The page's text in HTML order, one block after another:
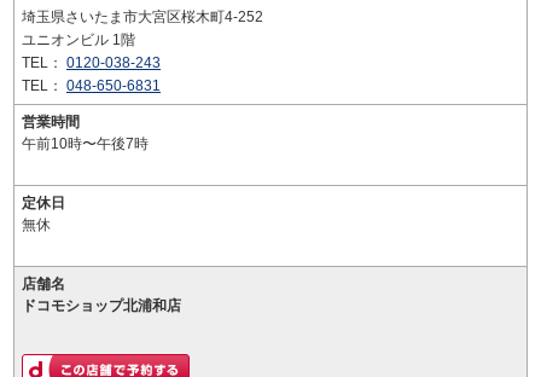
埼玉県さいたま市大宮区桜木町4-252
ユニオンビル 1階
TEL： 0120-038-243
TEL： 048-650-6831
営業時間
午前10時〜午後7時
定休日
無休
店舗名
ドコモショップ北浦和店